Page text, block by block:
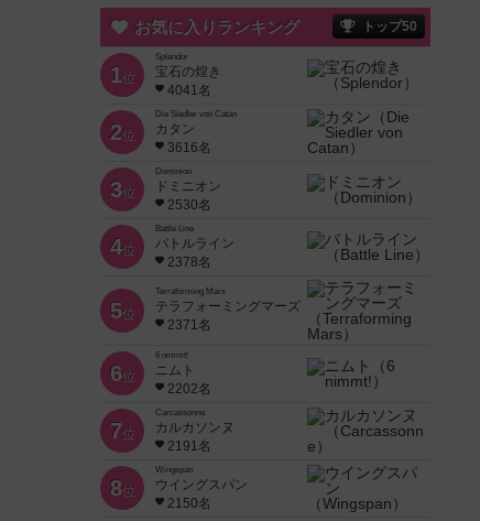
お気に入りランキング トップ50
1位
Splendor
宝石の煌き
4041名
2位
Die Siedler von Catan
カタン
3616名
3位
Dominion
ドミニオン
2530名
4位
Battle Line
バトルライン
2378名
5位
Terraforming Mars
テラフォーミングマーズ
2371名
6位
6 nimmt!
ニムト
2202名
7位
Carcassonne
カルカソンヌ
2191名
8位
Wingspan
ウイングスパン
2150名